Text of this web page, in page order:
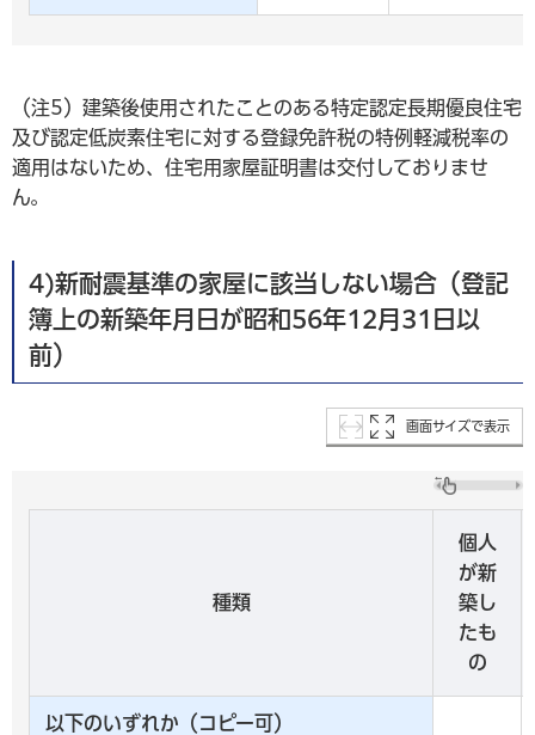
（注5）建築後使用されたことのある特定認定長期優良住宅
及び認定低炭素住宅に対する登録免許税の特例軽減税率の
適用はないため、住宅用家屋証明書は交付しておりませ
ん。
4)新耐震基準の家屋に該当しない場合（登記
簿上の新築年月日が昭和56年12月31日以
前）
画面サイズで表示
種類
個人
が新
築し
たも
の
以下のいずれか（コピー可）